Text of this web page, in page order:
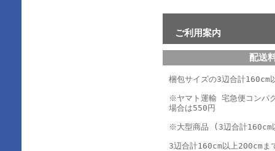
ご利用案内
配送
梱包サイズの3辺合計
※ヤマト運輸 宅急便コンパ
場合は550円
※大型商品 (3辺合計160cm
3辺合計160cm以上200cm